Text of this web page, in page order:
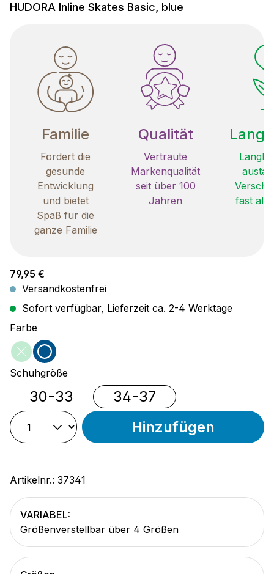
HUDORA Inline Skates Basic, blue
Familie
Fördert die
gesunde
Entwicklung
und bietet
Spaß für die
ganze Familie
Qualität
Vertraute
Markenqualität
seit über 100
Jahren
fast
Regulärer Preis:
79,95 €
Versandkostenfrei
Sofort verfügbar, Lieferzeit ca. 2-4 Werktage
Farbeauswählen
mint
(Diese Option ist zurzeit nicht verfügbar.)
blau
Schuhgrößeauswählen
30-33
34-37
Hinzufügen
Artikelnr.: 37341
VARIABEL:
Größenverstellbar über 4 Größen